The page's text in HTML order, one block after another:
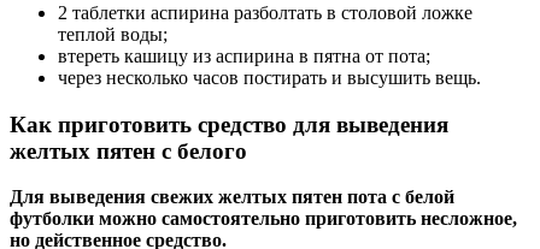
2 таблетки аспирина разболтать в столовой ложке
теплой воды;
втереть кашицу из аспирина в пятна от пота;
через несколько часов постирать и высушить вещь.
Как приготовить средство для выведения
желтых пятен с белого
Для выведения свежих желтых пятен пота с белой
футболки можно самостоятельно приготовить несложное,
но действенное средство.